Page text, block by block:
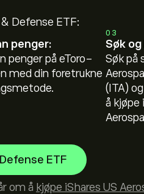
Defense ETF:
penger:
penger på eToro-
med din foretrukne
03
Søk og
Søk på
(ITA)
å kjøpe
ETF
om å kjøpe iShares US